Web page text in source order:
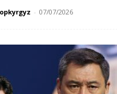
- 07/07/2026